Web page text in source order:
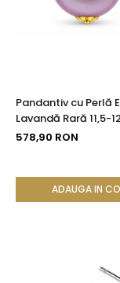
Pandantiv cu Perlă
Lavandă Rară 11,5-
Aur 14K (aur 585) |
578,90 RON
ADAUGA IN